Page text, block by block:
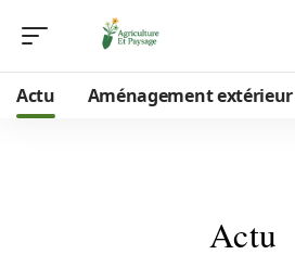
Actu Aménagement extérieur
Actu